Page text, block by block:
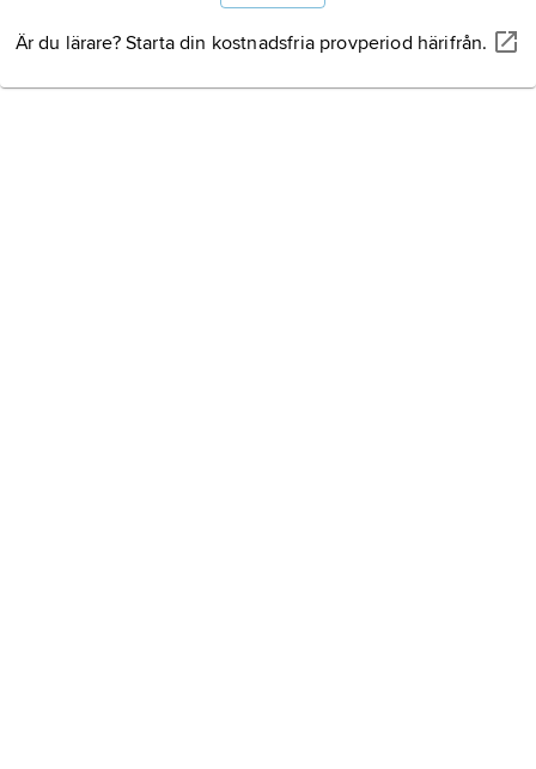
Är du lärare? Starta din kostnadsfria provperiod härifrån.